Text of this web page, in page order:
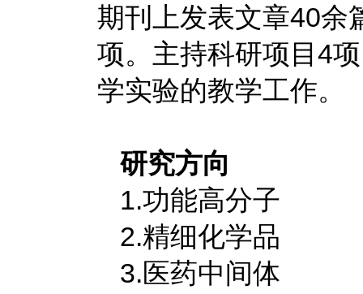
期刊上发表文章40余
项。主持科研项目4
学实验的教学工作。
研究方向
1.功能高分子
2.精细化学品
3.医药中间体